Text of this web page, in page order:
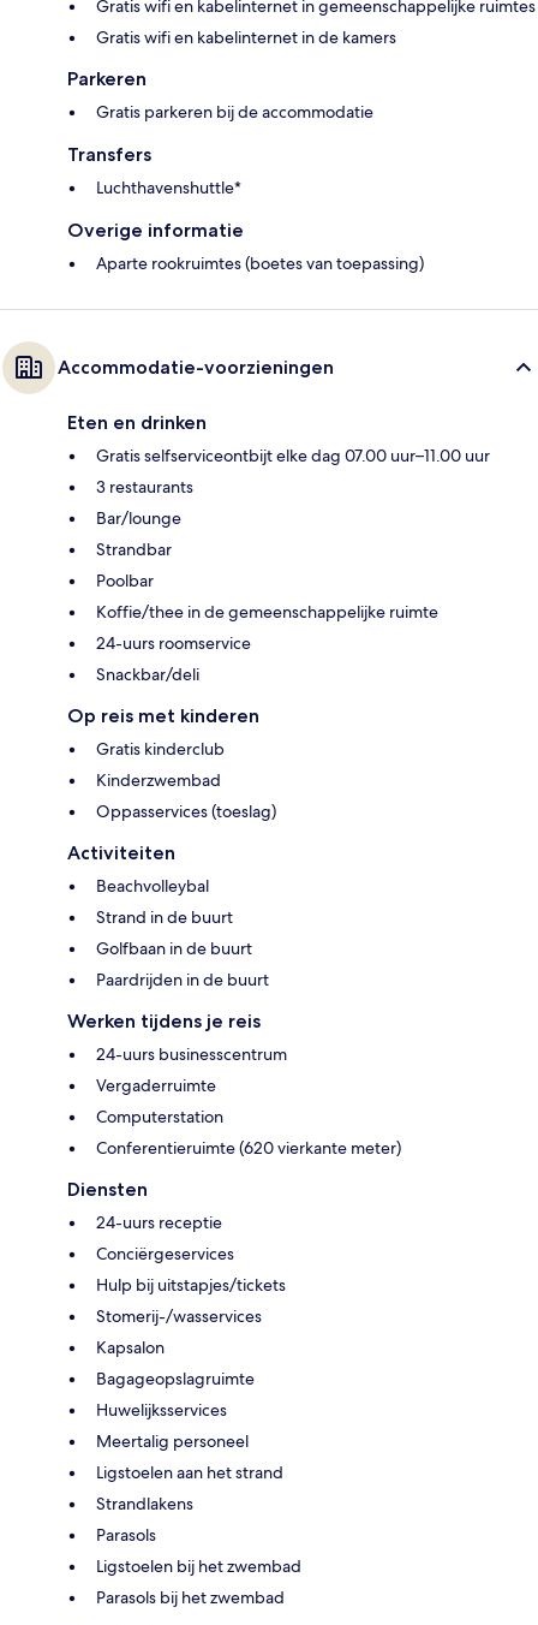
Gratis wifi en kabelinternet in gemeenschappelijke ruimtes
Gratis wifi en kabelinternet in de kamers
Parkeren
Gratis parkeren bij de accommodatie
Transfers
Luchthavenshuttle*
Overige informatie
Aparte rookruimtes (boetes van toepassing)
Accommodatie-voorzieningen
Eten en drinken
Gratis selfserviceontbijt elke dag 07.00 uur–11.00 uur
3 restaurants
Bar/lounge
Strandbar
Poolbar
Koffie/thee in de gemeenschappelijke ruimte
24-uurs roomservice
Snackbar/deli
Op reis met kinderen
Gratis kinderclub
Kinderzwembad
Oppasservices (toeslag)
Activiteiten
Beachvolleybal
Strand in de buurt
Golfbaan in de buurt
Paardrijden in de buurt
Werken tijdens je reis
24-uurs businesscentrum
Vergaderruimte
Computerstation
Conferentieruimte (620 vierkante meter)
Diensten
24-uurs receptie
Conciërgeservices
Hulp bij uitstapjes/tickets
Stomerij-/wasservices
Kapsalon
Bagageopslagruimte
Huwelijksservices
Meertalig personeel
Ligstoelen aan het strand
Strandlakens
Parasols
Ligstoelen bij het zwembad
Parasols bij het zwembad